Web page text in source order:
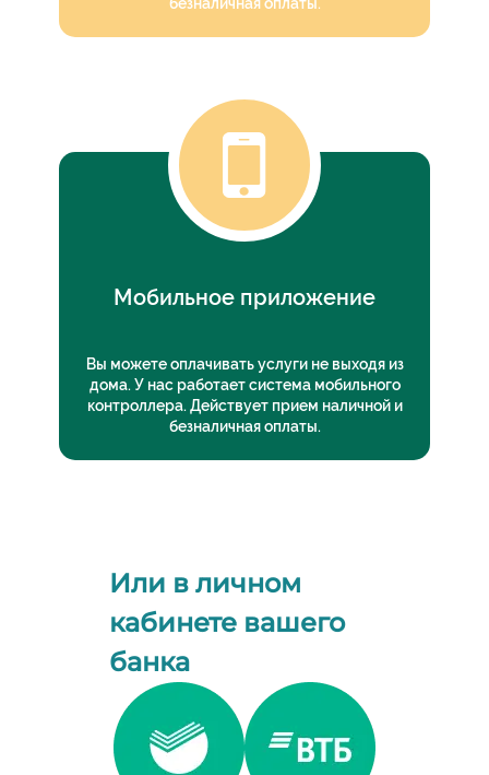
Мобильное приложение
Вы можете оплачивать услуги не выходя из
дома. У нас работает система мобильного
контроллера. Действует прием наличной и
безналичная оплаты.
Или в личном
кабинете вашего
банка